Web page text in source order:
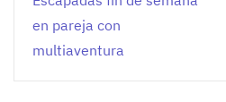
en pareja con
multiaventura